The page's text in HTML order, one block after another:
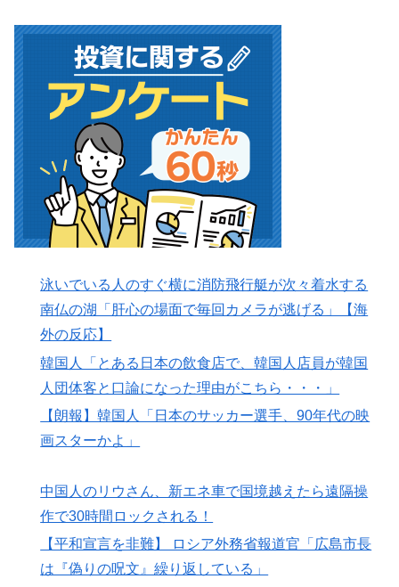
泳いでいる人のすぐ横に消防飛行艇が次々着水する
南仏の湖「肝心の場面で毎回カメラが逃げる」【海
外の反応】
韓国人「とある日本の飲食店で、韓国人店員が韓国
人団体客と口論になった理由がこちら・・・」
【朗報】韓国人「日本のサッカー選手、90年代の映
画スターかよ」
中国人のリウさん、新エネ車で国境越えたら遠隔操
作で30時間ロックされる！
【平和宣言を非難】 ロシア外務省報道官「広島市長
は『偽りの呪文』繰り返している」